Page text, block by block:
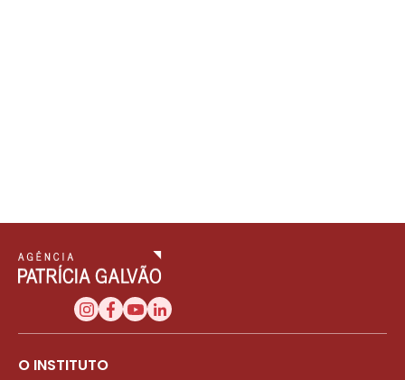
O INSTITUTO